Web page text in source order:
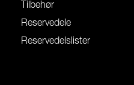
Tilbehør
Reservedele
Reservedelslister